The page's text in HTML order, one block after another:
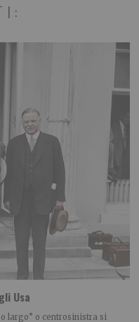
Usa
largo” o centrosinistra si